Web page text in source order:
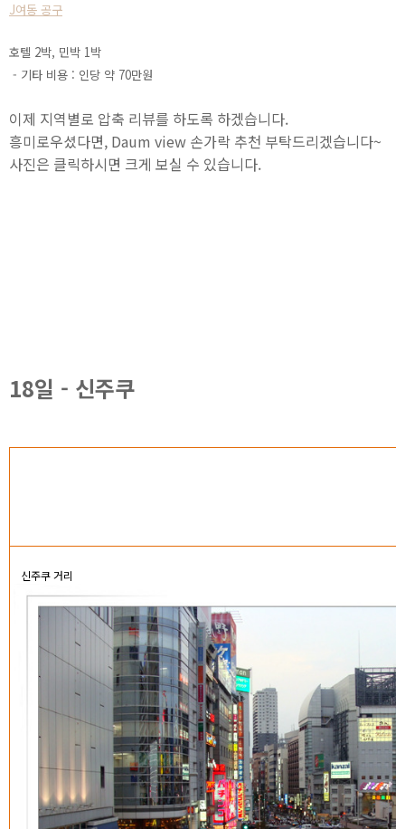
J여동 공구
호텔 2박, 민박 1박
- 기타 비용 : 인당 약 70만원
이제 지역별로 압축 리뷰를 하도록 하겠습니다.
흥미로우셨다면, Daum view 손가락 추천 부탁드리겠습니다~
사진은 클릭하시면 크게 보실 수 있습니다.
18일 - 신주쿠
신주쿠 거리